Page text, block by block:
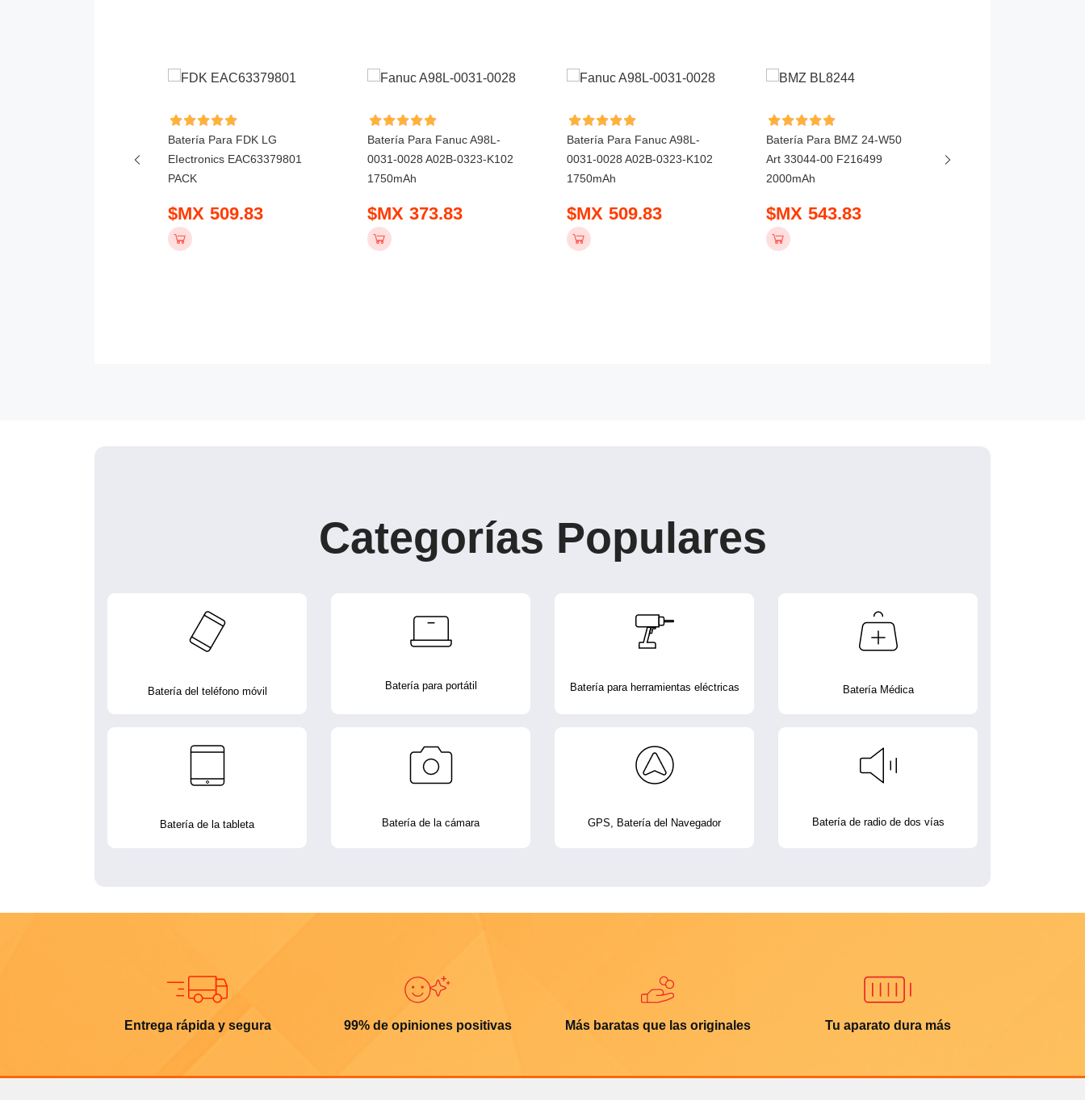
Batería Para FDK LG
EIectronics EAC63379801
PACK
$MX 509.83
Batería Para Fanuc A98L-
0031-0028 A02B-0323-K102
1750mAh
$MX 373.83
Batería Para Fanuc A98L-
0031-0028 A02B-0323-K102
1750mAh
$MX 509.83
Batería Para BMZ 24-W50
Art 33044-00 F216499
2000mAh
$MX 543.83
Categorías Populares
Batería del teléfono móvil Batería para portátil Batería para herramientas eléctricas Batería Médica
Batería de la tableta Batería de la cámara GPS, Batería del Navegador Batería de radio de dos vías
Entrega rápida y segura 99% de opiniones positivas Más baratas que las originales Tu aparato dura más